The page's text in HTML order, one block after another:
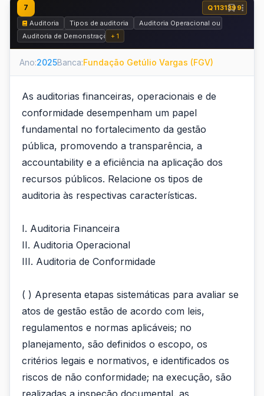
7
Q1131399
Auditoria
Tipos de auditoria
Auditoria Operacional ou de Gestão
Auditoria de Demonstrações Financeiras
+ 1
Ano:2025Banca:Fundação Getúlio Vargas (FGV)
As auditorias financeiras, operacionais e de
conformidade desempenham um papel
fundamental no fortalecimento da gestão
pública, promovendo a transparência, a
accountability e a eficiência na aplicação dos
recursos públicos. Relacione os tipos de
auditoria às respectivas características.
I. Auditoria Financeira
II. Auditoria Operacional
III. Auditoria de Conformidade
( ) Apresenta etapas sistemáticas para avaliar se
atos de gestão estão de acordo com leis,
regulamentos e normas aplicáveis; no
planejamento, são definidos o escopo, os
critérios legais e normativos, e identificados os
riscos de não conformidade; na execução, são
realizadas a inspeção documental, as